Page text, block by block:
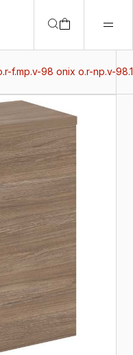
f.mp.v-98 onix о.r-np.v-98.1